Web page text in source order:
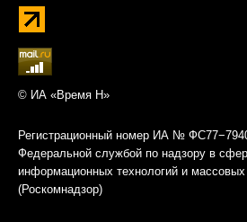
© ИА «Время Н»
Регистрационный номер ИА №
Федеральной службой по надзору в
информационных технологий и
(Роскомнадзор)